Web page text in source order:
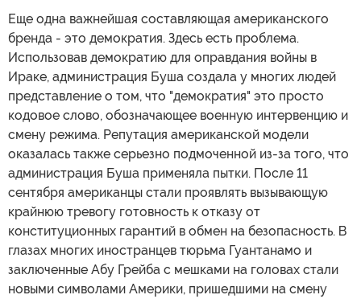
Еще одна важнейшая составляющая американского
бренда - это демократия. Здесь есть проблема.
Использовав демократию для оправдания войны в
Ираке, администрация Буша создала у многих людей
представление о том, что "демократия" это просто
кодовое слово, обозначающее военную интервенцию и
смену режима. Репутация американской модели
оказалась также серьезно подмоченной из-за того, что
администрация Буша применяла пытки. После 11
сентября американцы стали проявлять вызывающую
крайнюю тревогу готовность к отказу от
конституционных гарантий в обмен на безопасность. В
глазах многих иностранцев тюрьма Гуантанамо и
заключенные Абу Грейба с мешками на головах стали
новыми символами Америки, пришедшими на смену